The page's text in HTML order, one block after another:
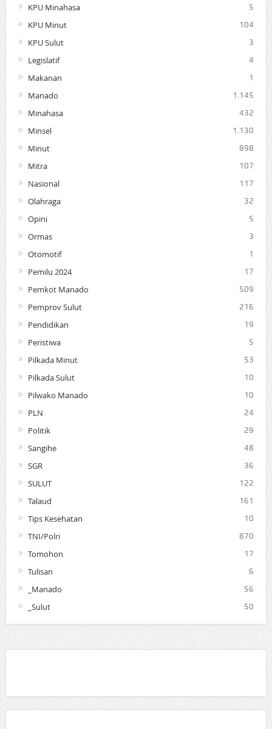
KPU Minahasa 5
KPU Minut 104
KPU Sulut 3
Legislatif 4
Makanan 1
Manado 1.145
Minahasa 432
Minsel 1.130
Minut 898
Mitra 107
Nasional 117
Olahraga 32
Opini 5
Ormas 3
Otomotif 1
Pemilu 2024 17
Pemkot Manado 509
Pemprov Sulut 216
Pendidikan 19
Peristiwa 5
Pilkada Minut 53
Pilkada Sulut 10
Pilwako Manado 10
PLN 24
Politik 29
Sangihe 48
SGR 36
SULUT 122
Talaud 161
Tips Kesehatan 10
TNI/Polri 870
Tomohon 17
Tulisan 6
_Manado 56
_Sulut 50